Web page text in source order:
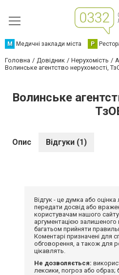
М Медичні заклади міста Р
Головна Довідник Нерухомість
Волинське агентство нерухомості,
Волинське
Опис Відгуки (1)
Відгук - це думка або
передати досвід або
користувачам нашого
аргументацією
багатьом прийняти
Коментарі призначені для
обговорення, а також для
цікавлять.
Не дозволяється:
лексики, погроз або образ;